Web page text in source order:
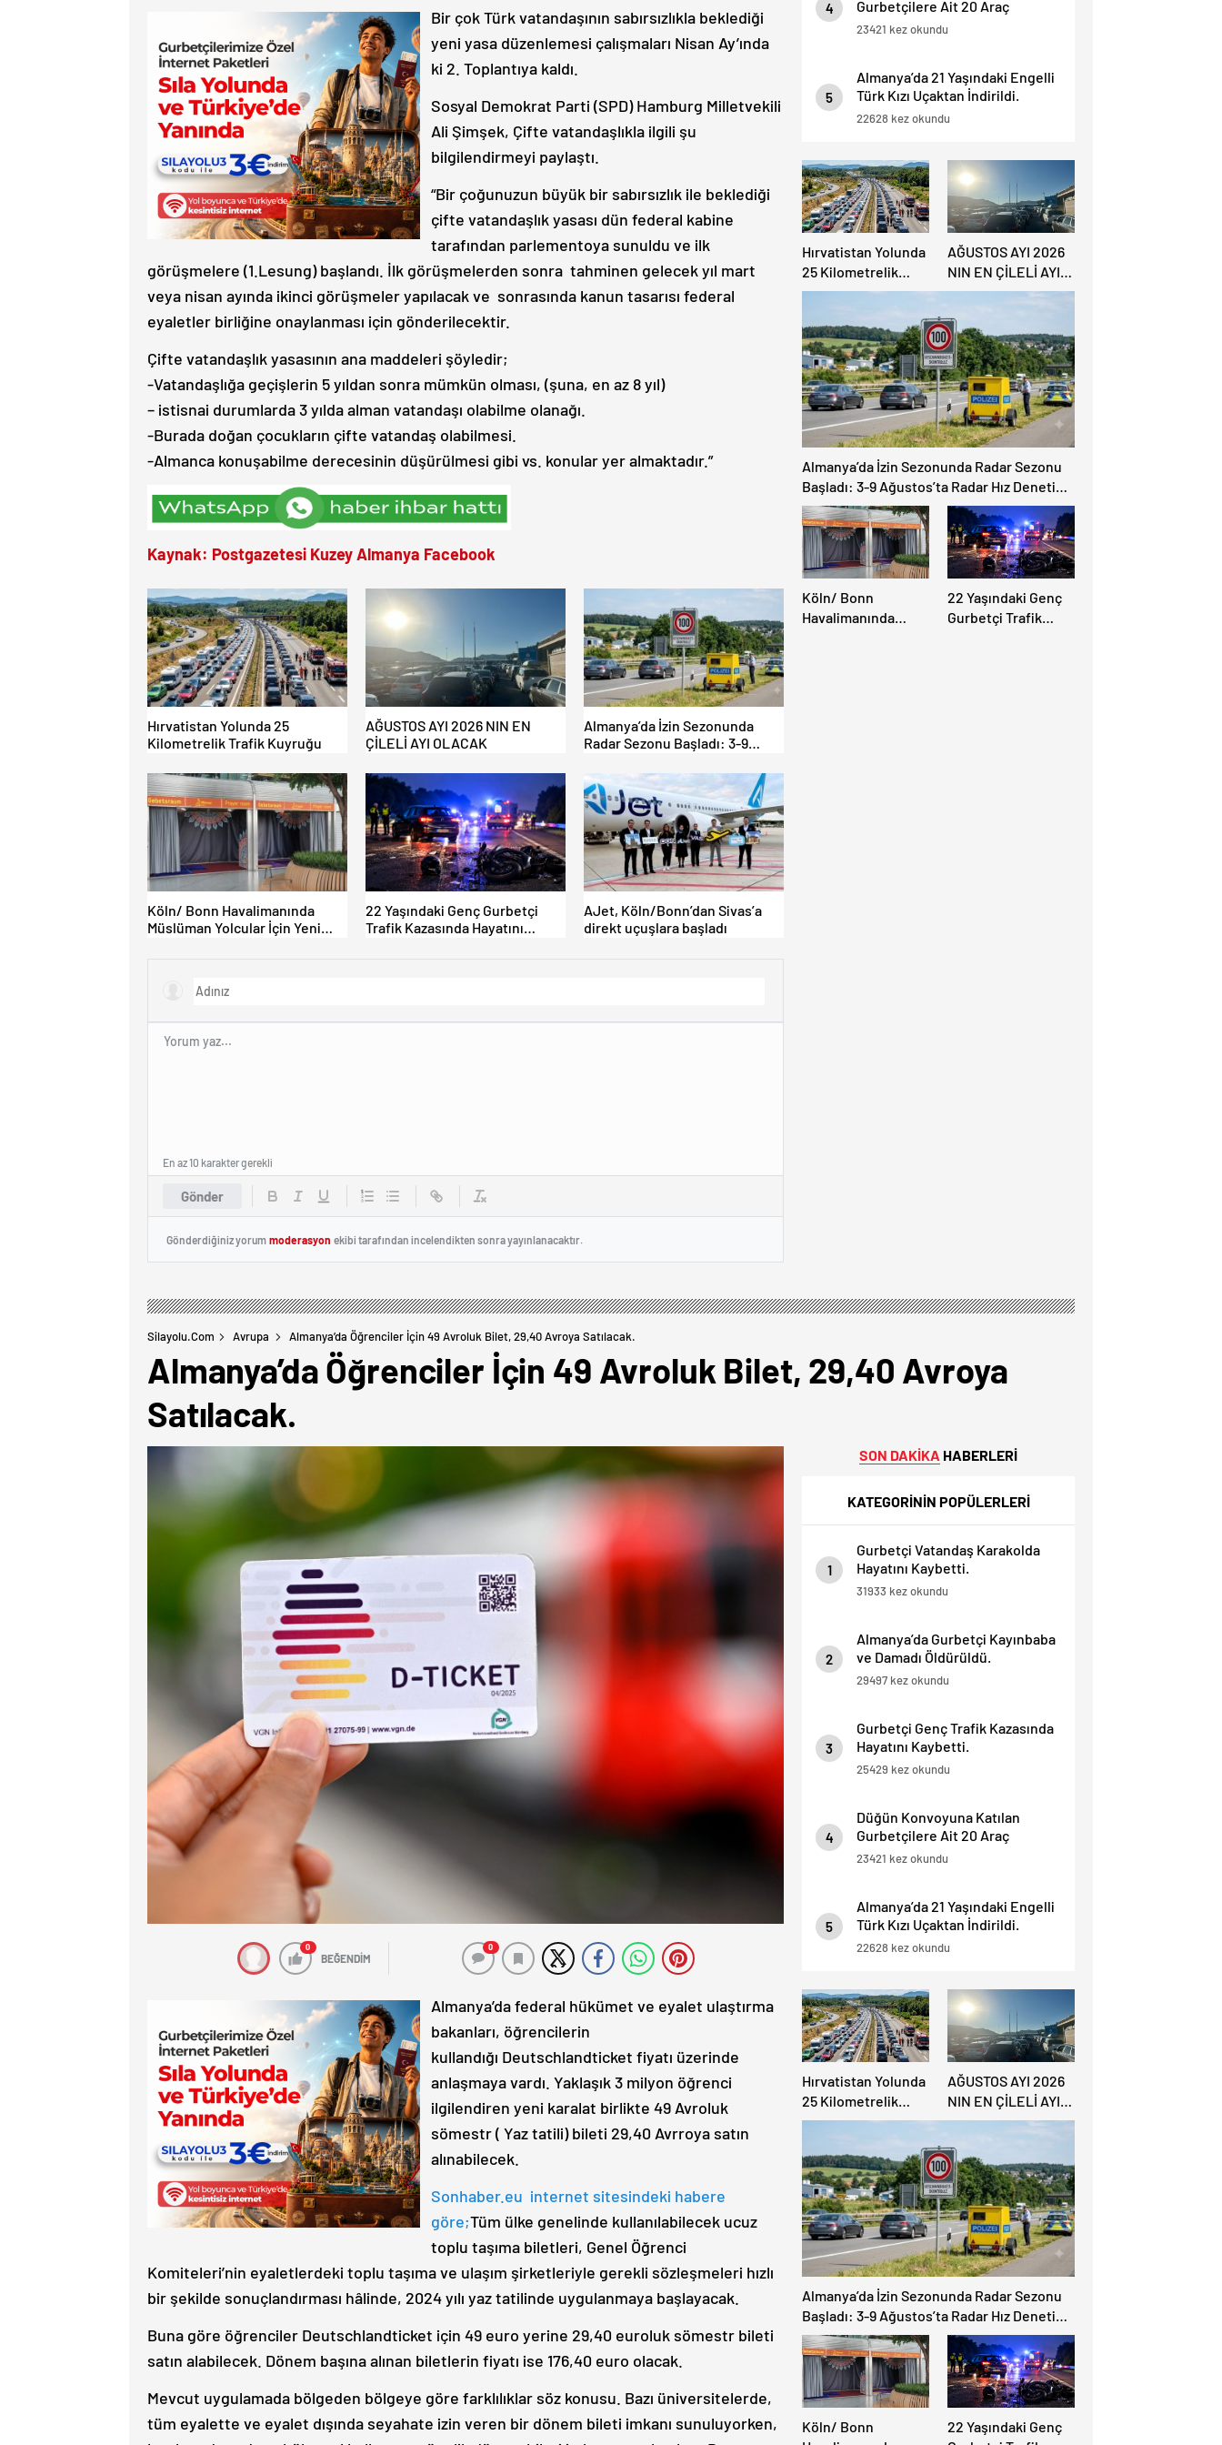
Bir çok Türk vatandaşının sabırsızlıkla beklediği
yeni yasa düzenlemesi çalışmaları Nisan Ay’ında
ki 2. Toplantıya kaldı.
Sosyal Demokrat Parti (SPD) Hamburg Milletvekili
Ali Şimşek, Çifte vatandaşlıkla ilgili şu
bilgilendirmeyi paylaştı.
“Bir çoğunuzun büyük bir sabırsızlık ile beklediği
çifte vatandaşlık yasası dün federal kabine
tarafından parlementoya sunuldu ve ilk
görüşmelere (1.Lesung) başlandı. İlk görüşmelerden sonra tahminen gelecek yıl mart
veya nisan ayında ikinci görüşmeler yapılacak ve sonrasında kanun tasarısı federal
eyaletler birliğine onaylanması için gönderilecektir.
Çifte vatandaşlık yasasının ana maddeleri şöyledir;
-Vatandaşlığa geçişlerin 5 yıldan sonra mümkün olması, (şuna, en az 8 yıl)
– istisnai durumlarda 3 yılda alman vatandaşı olabilme olanağı.
-Burada doğan çocukların çifte vatandaş olabilmesi.
-Almanca konuşabilme derecesinin düşürülmesi gibi vs. konular yer almaktadır.”
Kaynak: Postgazetesi Kuzey Almanya Facebook
Hırvatistan Yolunda 25
Kilometrelik Trafik Kuyruğu
AĞUSTOS AYI 2026 NIN EN
ÇİLELİ AYI OLACAK
Almanya’da İzin Sezonunda
Radar Sezonu Başladı: 3-9
Yapılacak!
Köln/ Bonn Havalimanında
Müslüman Yolcular İçin Yeni
22 Yaşındaki Genç Gurbetçi
Trafik Kazasında Hayatını
AJet, Köln/Bonn’dan Sivas’a
direkt uçuşlara başladı
Gönder
En az 10 karakter gerekli
Gönderdiğiniz yorum moderasyon ekibi tarafından incelendikten sonra yayınlanacaktır.
4
Gurbetçilere Ait 20 Araç
Trafikten Men Edildi.
23421 kez okundu
5
Almanya’da 21 Yaşındaki Engelli
Türk Kızı Uçaktan İndirildi.
Detaylar Haberde.
22628 kez okundu
Hırvatistan Yolunda
25 Kilometrelik
Trafik Kuyruğu
AĞUSTOS AYI 2026
NIN EN ÇİLELİ AYI
OLACAK
Almanya’da İzin Sezonunda Radar Sezonu
Başladı: 3-9 Ağustos’ta Radar Hız Denetimi
Yapılacak!
Köln/ Bonn
Havalimanında
22 Yaşındaki Genç
Gurbetçi Trafik
Silayolu.com Avrupa Almanya’da Öğrenciler İçin 49 Avroluk Bilet, 29,40 Avroya Satılacak.
Almanya’da Öğrenciler İçin 49 Avroluk Bilet, 29,40 Avroya
Satılacak.
0
BEĞENDİM
0
Almanya’da federal hükümet ve eyalet ulaştırma
bakanları, öğrencilerin
kullandığı Deutschlandticket fiyatı üzerinde
anlaşmaya vardı. Yaklaşık 3 milyon öğrenci
ilgilendiren yeni karalat birlikte 49 Avroluk
sömestr ( Yaz tatili) bileti 29,40 Avrroya satın
alınabilecek.
Sonhaber.eu internet sitesindeki habere
göre;Tüm ülke genelinde kullanılabilecek ucuz
toplu taşıma biletleri, Genel Öğrenci
Komiteleri’nin eyaletlerdeki toplu taşıma ve ulaşım şirketleriyle gerekli sözleşmeleri hızlı
bir şekilde sonuçlandırması hâlinde, 2024 yılı yaz tatilinde uygulanmaya başlayacak.
Buna göre öğrenciler Deutschlandticket için 49 euro yerine 29,40 euroluk sömestr bileti
satın alabilecek. Dönem başına alınan biletlerin fiyatı ise 176,40 euro olacak.
Mevcut uygulamada bölgeden bölgeye göre farklılıklar söz konusu. Bazı üniversitelerde,
tüm eyalette ve eyalet dışında seyahate izin veren bir dönem bileti imkanı sunuluyorken,
SON DAKİKA HABERLERİ
KATEGORİNİN POPÜLERLERİ
1
Gurbetçi Vatandaş Karakolda
Hayatını Kaybetti.
31933 kez okundu
2
Almanya’da Gurbetçi Kayınbaba
ve Damadı Öldürüldü.
29497 kez okundu
3
Gurbetçi Genç Trafik Kazasında
Hayatını Kaybetti.
25429 kez okundu
4
Düğün Konvoyuna Katılan
Gurbetçilere Ait 20 Araç
Trafikten Men Edildi.
23421 kez okundu
5
Almanya’da 21 Yaşındaki Engelli
Türk Kızı Uçaktan İndirildi.
Detaylar Haberde.
22628 kez okundu
Hırvatistan Yolunda
25 Kilometrelik
Trafik Kuyruğu
AĞUSTOS AYI 2026
NIN EN ÇİLELİ AYI
OLACAK
Almanya’da İzin Sezonunda Radar Sezonu
Başladı: 3-9 Ağustos’ta Radar Hız Denetimi
Yapılacak!
Köln/ Bonn
22 Yaşındaki Genç